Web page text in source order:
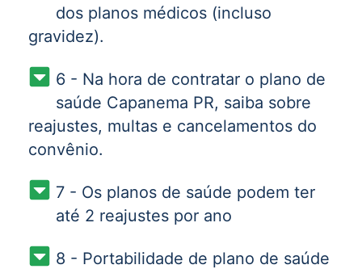
dos planos médicos (incluso
gravidez).
6 - Na hora de contratar o plano de
saúde Capanema PR, saiba sobre
reajustes, multas e cancelamentos do
convênio.
7 - Os planos de saúde podem ter
até 2 reajustes por ano
8 - Portabilidade de plano de saúde